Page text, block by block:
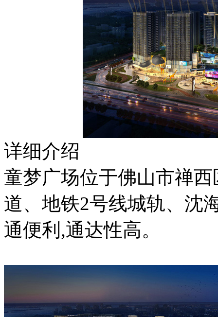
详细介绍
童梦广场位于佛山市禅
道、地铁2号线城轨、沈
通便利,通达性高。